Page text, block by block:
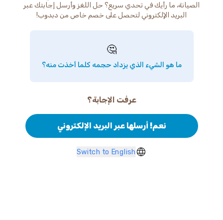
الصيانة، ما رأيك في تحدي سريع؟ حل اللغز وأرسل إجابتك عبر
البريد الإلكتروني لتحصل على خصم خاص من دبدوب!
🤔
ما هو الشيء الذي يزداد حجمه كلما أخذت منه؟
عرفت الإجابة؟
نعم! أرسلها عبر البريد الإلكتروني
Switch to English